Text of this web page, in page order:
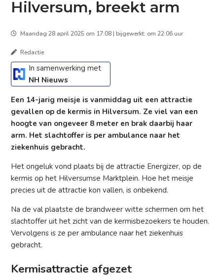
Hilversum, breekt arm
Maandag 28 april 2025 om 17:08 | bijgewerkt: om 22:06 uur
Redactie
In samenwerking met
NH Nieuws
Een 14-jarig meisje is vanmiddag uit een attractie
gevallen op de kermis in Hilversum. Ze viel van een
hoogte van ongeveer 8 meter en brak daarbij haar
arm. Het slachtoffer is per ambulance naar het
ziekenhuis gebracht.
Het ongeluk vond plaats bij de attractie Energizer, op de
kermis op het Hilversumse Marktplein. Hoe het meisje
precies uit de attractie kon vallen, is onbekend.
Na de val plaatste de brandweer witte schermen om het
slachtoffer uit het zicht van de kermisbezoekers te houden.
Vervolgens is ze per ambulance naar het ziekenhuis
gebracht.
Kermisattractie afgezet